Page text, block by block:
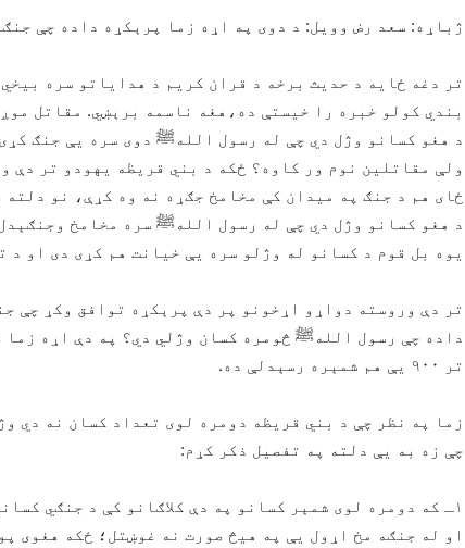
ژباړه: سعد رض وویل: د دوی په اړه زما پرېکړه داده چې
تر دغه ځایه د حدیث برخه د قران کریم د هدایاتو سره
بندي کولو خبره را خیستې ده،هغه ناسمه برېښي. مقاتل
د هغو کسانو وژل دي چې له رسول اللهﷺ دوی سره يې جنګ
ولې مقاتلین نوم ور کاوه؟ ځکه د بني قریظه یهودو تر
ځای هم د جنګ په میدان کې مخامخ جګړه نه وه کړې، نو
د هغو کسانو وژل دي چې له رسول اللهﷺ سره مخامخ
یوه بل قوم د کسانو له وژلو سره يې خیانت هم کړی دی او د
تر دې وروسته دواړو اړخونو پر دې پرېکړه توافق وکړ چې
تر ۹۰۰ يې هم شمېره رسېدلې ده.
زما په نظر چې د بني قریظه دومره لوی تعداد کسان نه دي
چې زه به يې دلته په تفصیل ذکر کړم:
۱ـ که دومره لوی شمېر کسانو په دې کلاګانو کې د جنګي
او له جنګه مخ اړول يې په هيڅ صورت نه غوښتل؛ ځکه هغوی